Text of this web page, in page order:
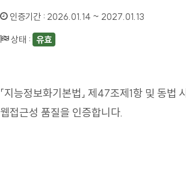
인증기간 : 2026.01.14 ~ 2027.01.13
상태 : 유효
「지능정보화기본법」 제47조제1항 및 동
웹접근성 품질을 인증합니다.